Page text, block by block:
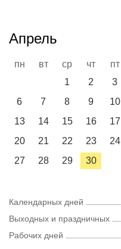
Апрель
пн вт ср чт пт
1
2 3
6
7 8 9 10
13
14 15 16 17
20
21 22 23 24
27
28 29 30
Календарных дней
Выходных и праздничных
Рабочих дней